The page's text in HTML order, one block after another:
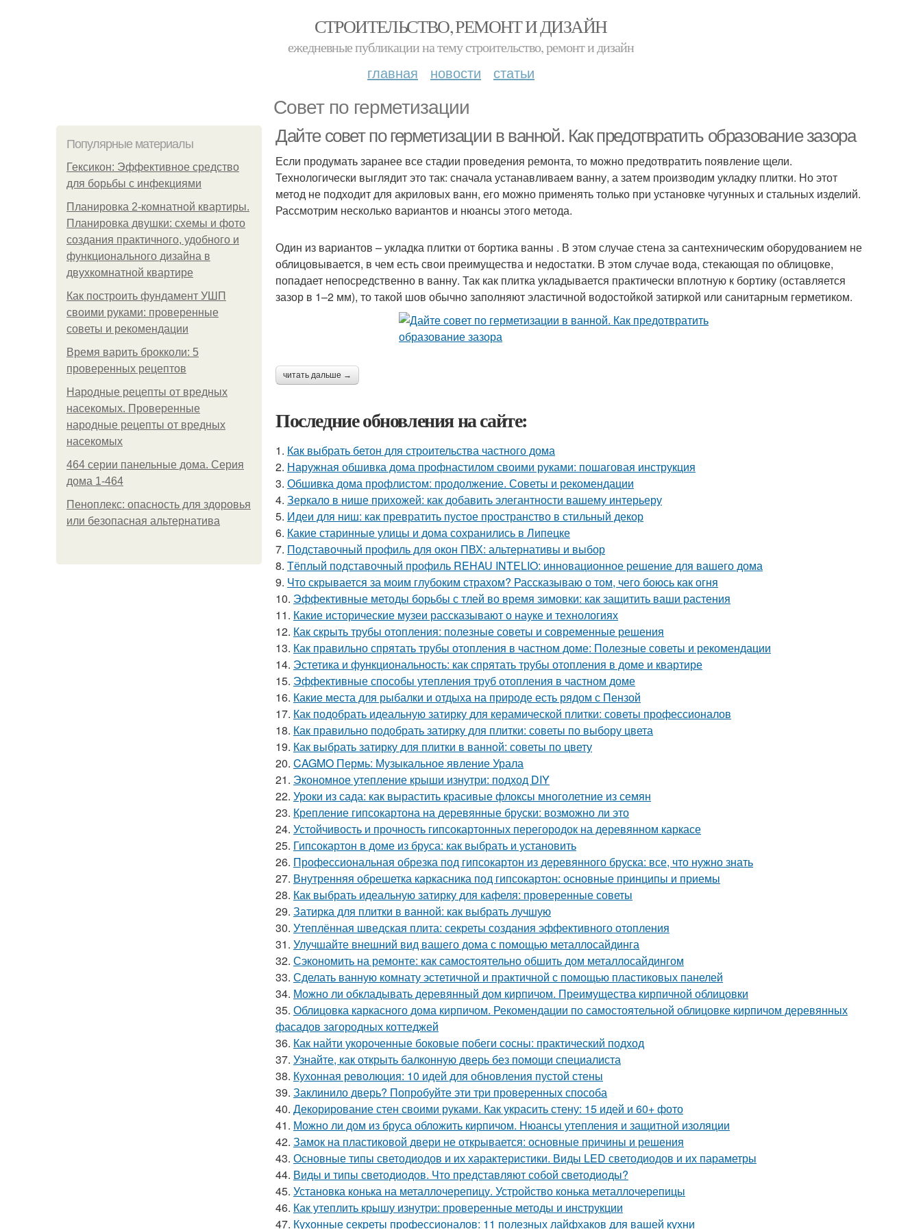
СТРОИТЕЛЬСТВО, РЕМОНТ И ДИЗАЙН
ежедневные публикации на тему строительство, ремонт и дизайн
главная новости статьи
Совет по герметизации
Популярные материалы
Гексикон: Эффективное средство
для борьбы с инфекциями
Планировка 2-комнатной квартиры.
Планировка двушки: схемы и фото
создания практичного, удобного и
функционального дизайна в
двухкомнатной квартире
Как построить фундамент УШП
своими руками: проверенные
советы и рекомендации
Время варить брокколи: 5
проверенных рецептов
Народные рецепты от вредных
насекомых. Проверенные
народные рецепты от вредных
насекомых
464 серии панельные дома. Серия
дома 1-464
Пеноплекс: опасность для здоровья
или безопасная альтернатива
Дайте совет по герметизации в ванной. Как предотвратить образование зазора
Если продумать заранее все стадии проведения ремонта, то можно предотвратить появление щели.
Технологически выглядит это так: сначала устанавливаем ванну, а затем производим укладку плитки. Но этот
метод не подходит для акриловых ванн, его можно применять только при установке чугунных и стальных изделий.
Рассмотрим несколько вариантов и нюансы этого метода.
Один из вариантов – укладка плитки от бортика ванны . В этом случае стена за сантехническим оборудованием не
облицовывается, в чем есть свои преимущества и недостатки. В этом случае вода, стекающая по облицовке,
попадает непосредственно в ванну. Так как плитка укладывается практически вплотную к бортику (оставляется
зазор в 1–2 мм), то такой шов обычно заполняют эластичной водостойкой затиркой или санитарным герметиком.
читать дальше →
Последние обновления на сайте:
1. Как выбрать бетон для строительства частного дома
2. Наружная обшивка дома профнастилом своими руками: пошаговая инструкция
3. Обшивка дома профлистом: продолжение. Советы и рекомендации
4. Зеркало в нише прихожей: как добавить элегантности вашему интерьеру
5. Идеи для ниш: как превратить пустое пространство в стильный декор
6. Какие старинные улицы и дома сохранились в Липецке
7. Подставочный профиль для окон ПВХ: альтернативы и выбор
8. Тёплый подставочный профиль REHAU INTELIO: инновационное решение для вашего дома
9. Что скрывается за моим глубоким страхом? Рассказываю о том, чего боюсь как огня
10. Эффективные методы борьбы с тлей во время зимовки: как защитить ваши растения
11. Какие исторические музеи рассказывают о науке и технологиях
12. Как скрыть трубы отопления: полезные советы и современные решения
13. Как правильно спрятать трубы отопления в частном доме: Полезные советы и рекомендации
14. Эстетика и функциональность: как спрятать трубы отопления в доме и квартире
15. Эффективные способы утепления труб отопления в частном доме
16. Какие места для рыбалки и отдыха на природе есть рядом с Пензой
17. Как подобрать идеальную затирку для керамической плитки: советы профессионалов
18. Как правильно подобрать затирку для плитки: советы по выбору цвета
19. Как выбрать затирку для плитки в ванной: советы по цвету
20. CAGMO Пермь: Музыкальное явление Урала
21. Экономное утепление крыши изнутри: подход DIY
22. Уроки из сада: как вырастить красивые флоксы многолетние из семян
23. Крепление гипсокартона на деревянные бруски: возможно ли это
24. Устойчивость и прочность гипсокартонных перегородок на деревянном каркасе
25. Гипсокартон в доме из бруса: как выбрать и установить
26. Профессиональная обрезка под гипсокартон из деревянного бруска: все, что нужно знать
27. Внутренняя обрешетка каркасника под гипсокартон: основные принципы и приемы
28. Как выбрать идеальную затирку для кафеля: проверенные советы
29. Затирка для плитки в ванной: как выбрать лучшую
30. Утеплённая шведская плита: секреты создания эффективного отопления
31. Улучшайте внешний вид вашего дома с помощью металлосайдинга
32. Сэкономить на ремонте: как самостоятельно обшить дом металлосайдингом
33. Сделать ванную комнату эстетичной и практичной с помощью пластиковых панелей
34. Можно ли обкладывать деревянный дом кирпичом. Преимущества кирпичной облицовки
35. Облицовка каркасного дома кирпичом. Рекомендации по самостоятельной облицовке кирпичом деревянных
фасадов загородных коттеджей
36. Как найти укороченные боковые побеги сосны: практический подход
37. Узнайте, как открыть балконную дверь без помощи специалиста
38. Кухонная революция: 10 идей для обновления пустой стены
39. Заклинило дверь? Попробуйте эти три проверенных способа
40. Декорирование стен своими руками. Как украсить стену: 15 идей и 60+ фото
41. Можно ли дом из бруса обложить кирпичом. Нюансы утепления и защитной изоляции
42. Замок на пластиковой двери не открывается: основные причины и решения
43. Основные типы светодиодов и их характеристики. Виды LED светодиодов и их параметры
44. Виды и типы светодиодов. Что представляют собой светодиоды?
45. Установка конька на металлочерепицу. Устройство конька металлочерепицы
46. Как утеплить крышу изнутри: проверенные методы и инструкции
47. Кухонные секреты профессионалов: 11 полезных лайфхаков для вашей кухни